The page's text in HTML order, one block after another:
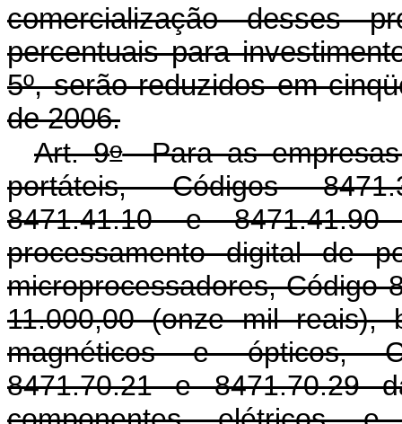
comercialização desses
percentuais para
5º, serão reduzidos em
de 2006.
Art. 9oPara as empresas
portáteis, Códigos
8471.41.10 e
processamento digital de
microprocessadores, Código
11.000,00 (onze mil reais),
magnéticos e ópticos,
8471.70.21 e 8471.70.29